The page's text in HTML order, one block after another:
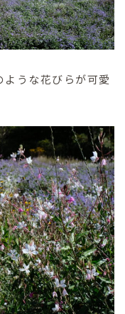
うな花びらが可愛